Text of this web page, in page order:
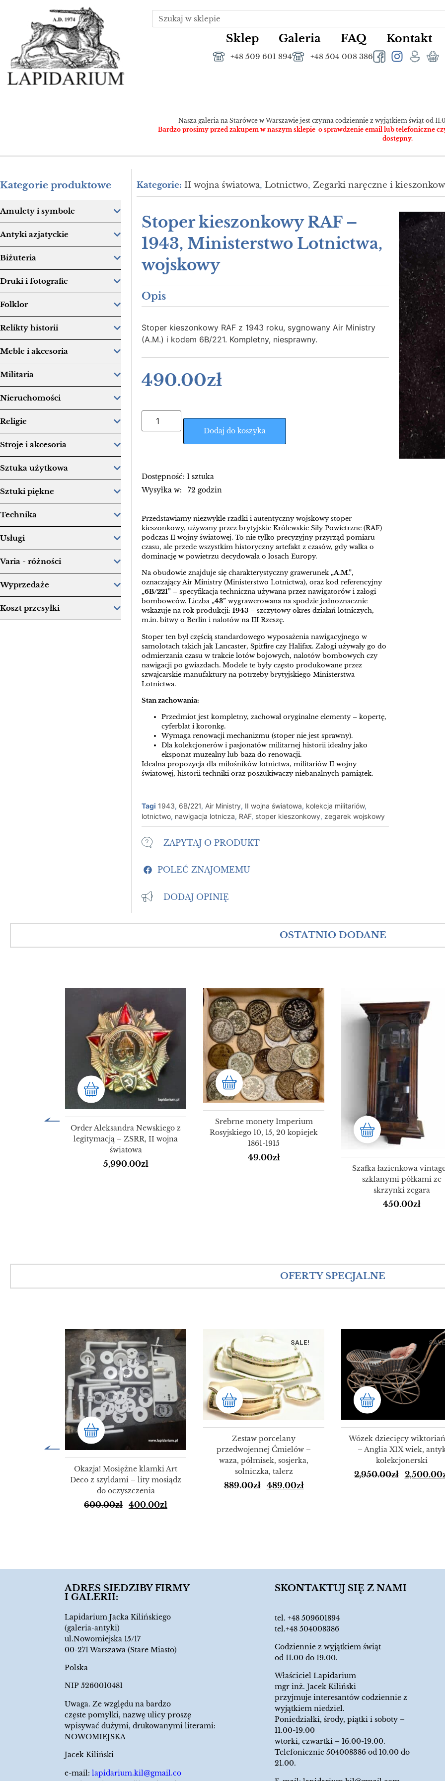
Sklep Galeria FAQ Kontakt
+48 509 601 894 +48 504 008 386
Nasza galeria na Starówce w Warszawie jest czynna codziennie z wyjątkiem świąt od
Bardzo prosimy przed zakupem w naszym sklepie o sprawdzenie email lub telefoniczne
dostępny.
Kategorie produktowe
Amulety i symbole
Antyki azjatyckie
Biżuteria
Druki i fotografie
Folklor
Relikty historii
Meble i akcesoria
Militaria
Nieruchomości
Religie
Stroje i akcesoria
Sztuka użytkowa
Sztuki piękne
Technika
Usługi
Varia - różności
Wyprzedaże
Koszt przesyłki
Kategorie: II wojna światowa, Lotnictwo, Zegarki naręczne i
Stoper kieszonkowy RAF –
1943, Ministerstwo Lotnictwa,
wojskowy
Opis
Stoper kieszonkowy RAF z 1943 roku, sygnowany Air Ministry
(A.M.) i kodem 6B/221. Kompletny, niesprawny.
490.00zł
Dodaj do koszyka
Dostępność: 1 sztuka
Wysyłka w: 72 godzin
Przedstawiamy niezwykle rzadki i autentyczny wojskowy stoper
kieszonkowy, używany przez brytyjskie Królewskie Siły Powietrzne (RAF)
podczas II wojny światowej. To nie tylko precyzyjny przyrząd pomiaru
czasu, ale przede wszystkim historyczny artefakt z czasów, gdy walka o
dominację w powietrzu decydowała o losach Europy.
Na obudowie znajduje się charakterystyczny grawerunek „A.M.”,
oznaczający Air Ministry (Ministerstwo Lotnictwa), oraz kod referencyjny
„6B/221” – specyfikacja techniczna używana przez nawigatorów i załogi
bombowców. Liczba „43” wygrawerowana na spodzie jednoznacznie
wskazuje na rok produkcji: 1943 – szczytowy okres działań lotniczych,
m.in. bitwy o Berlin i nalotów na III Rzeszę.
Stoper ten był częścią standardowego wyposażenia nawigacyjnego w
samolotach takich jak Lancaster, Spitfire czy Halifax. Załogi używały go do
odmierzania czasu w trakcie lotów bojowych, nalotów bombowych czy
nawigacji po gwiazdach. Modele te były często produkowane przez
szwajcarskie manufaktury na potrzeby brytyjskiego Ministerstwa
Lotnictwa.
Stan zachowania:
Przedmiot jest kompletny, zachował oryginalne elementy – kopertę,
cyferblat i koronkę.
Wymaga renowacji mechanizmu (stoper nie jest sprawny).
Dla kolekcjonerów i pasjonatów militarnej historii idealny jako
eksponat muzealny lub baza do renowacji.
Idealna propozycja dla miłośników lotnictwa, militariów II wojny
światowej, historii techniki oraz poszukiwaczy niebanalnych pamiątek.
Tagi 1943, 6B/221, Air Ministry, II wojna światowa, kolekcja militariów,
lotnictwo, nawigacja lotnicza, RAF, stoper kieszonkowy, zegarek wojskowy
ZAPYTAJ O PRODUKT
POLEĆ ZNAJOMEMU
DODAJ OPINIĘ
OSTATNIO DODANE
Order Aleksandra Newskiego z
legitymacją – ZSRR, II wojna
światowa
5,990.00zł
Srebrne monety Imperium
Rosyjskiego 10, 15, 20 kopiejek
1861-1915
49.00zł
Szafka łazienkowa
szklanymi półkami ze
skrzynki zegara
450.00zł
OFERTY SPECJALNE
SALE!
Okazja! Mosiężne klamki Art
Deco z szyldami – lity mosiądz
do oczyszczenia
600.00zł 400.00zł
SALE!
Zestaw porcelany
przedwojennej Ćmielów –
waza, półmisek, sosjerka,
solniczka, talerz
889.00zł 489.00zł
Wózek dziecięcy
– Anglia XIX wiek,
kolekcjonerski
2,950.00zł 2,500.00
ADRES SIEDZIBY FIRMY
I GALERII:
Lapidarium Jacka Kilińskiego
(galeria-antyki)
ul.Nowomiejska 15/17
00-271 Warszawa (Stare Miasto)
Polska
NIP 5260010481
Uwaga. Ze względu na bardzo
częste pomyłki, nazwę ulicy proszę
wpisywać dużymi, drukowanymi literami:
NOWOMIEJSKA
Jacek Kiliński
e-mail: lapidarium.kil@gmail.co
SKONTAKTUJ SIĘ Z NAMI
tel.+48 509601894
tel.+48 504008386
Codziennie z wyjątkiem świąt
od 11.00 do 19.00.
Właściciel Lapidarium
mgr inż. Jacek Kiliński
przyjmuje interesantów codziennie z
wyjątkiem niedziel.
Poniedziałki, środy, piątki i soboty –
11.00-19.00
wtorki, czwartki – 16.00-19.00.
Telefonicznie 504008386 od 10.00 do
21.00.